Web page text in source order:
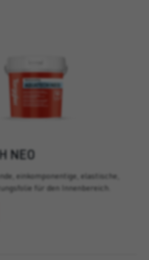
NEO
einkomponentige, elastische,
für den Innenbereich.